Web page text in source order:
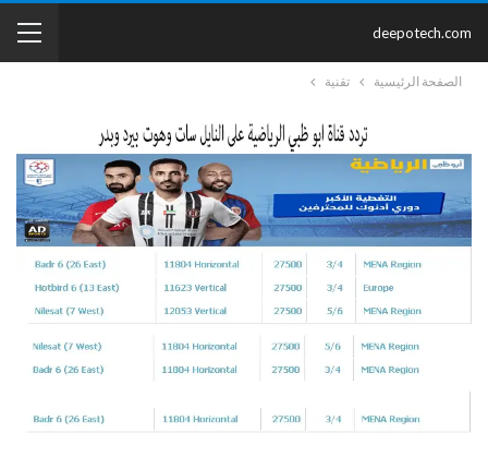
deepotech.com
الصفحة الرئيسية تقنية